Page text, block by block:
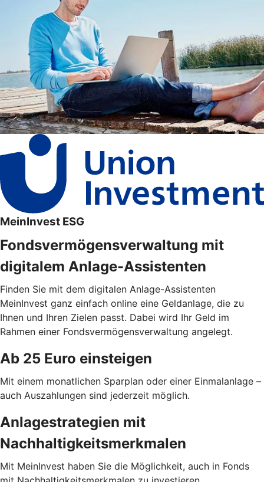
MeinInvest ESG
Fondsvermögensverwaltung mit
digitalem Anlage-Assistenten
Finden Sie mit dem digitalen Anlage-Assistenten
MeinInvest ganz einfach online eine Geldanlage, die zu
Ihnen und Ihren Zielen passt. Dabei wird Ihr Geld im
Rahmen einer Fondsvermögensverwaltung angelegt.
Ab 25 Euro einsteigen
Mit einem monatlichen Sparplan oder einer Einmalanlage –
auch Auszahlungen sind jederzeit möglich.
Anlagestrategien mit
Nachhaltigkeitsmerkmalen
Mit MeinInvest haben Sie die Möglichkeit, auch in Fonds